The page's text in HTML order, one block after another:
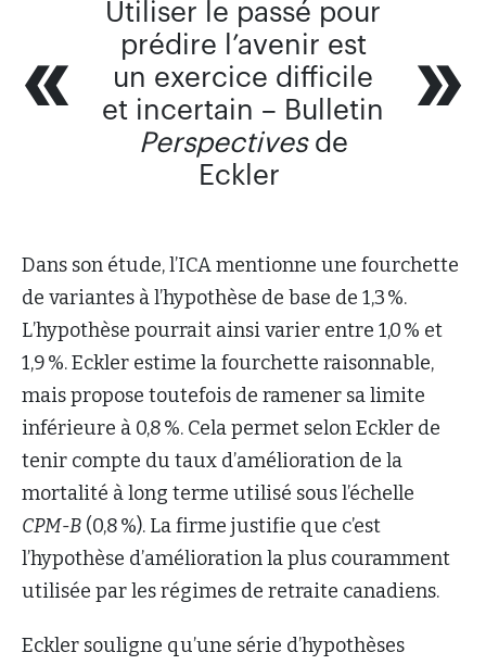
Utiliser le passé pour
prédire l’avenir est
un exercice difficile
et incertain – Bulletin
Perspectivesde
Eckler
Dans son étude, l’ICA mentionne une fourchette
de variantes à l’hypothèse de base de 1,3 %.
L’hypothèse pourrait ainsi varier entre 1,0 % et
1,9 %. Eckler estime la fourchette raisonnable,
mais propose toutefois de ramener sa limite
inférieure à 0,8 %. Cela permet selon Eckler de
tenir compte du taux d’amélioration de la
mortalité à long terme utilisé sous l’échelle
CPM-B (0,8 %). La firme justifie que c’est
l’hypothèse d’amélioration la plus couramment
utilisée par les régimes de retraite canadiens.
Eckler souligne qu’une série d’hypothèses